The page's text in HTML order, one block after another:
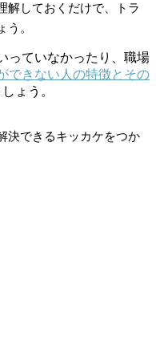
解しておくだけで、トラ
う。
っていなかったり、職場
できない人の特徴とその
ょう。
決できるキッカケをつか